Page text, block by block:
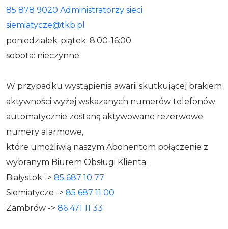
85 878 9020 Administratorzy sieci
siemiatycze@tkb.pl
poniedziałek-piątek: 8:00-16:00
sobota: nieczynne
W przypadku wystąpienia awarii skutkującej brakiem
aktywności wyżej wskazanych numerów telefonów
automatycznie zostaną aktywowane rezerwowe
numery alarmowe,
które umożliwią naszym Abonentom połączenie z
wybranym Biurem Obsługi Klienta:
Białystok -> 85 687 10 77
Siemiatycze -> 85 687 11 00
Zambrów -> 86 471 11 33